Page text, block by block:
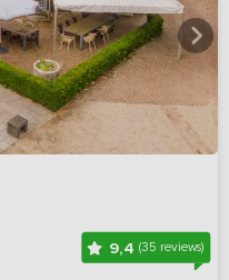
9,4 (35 reviews)